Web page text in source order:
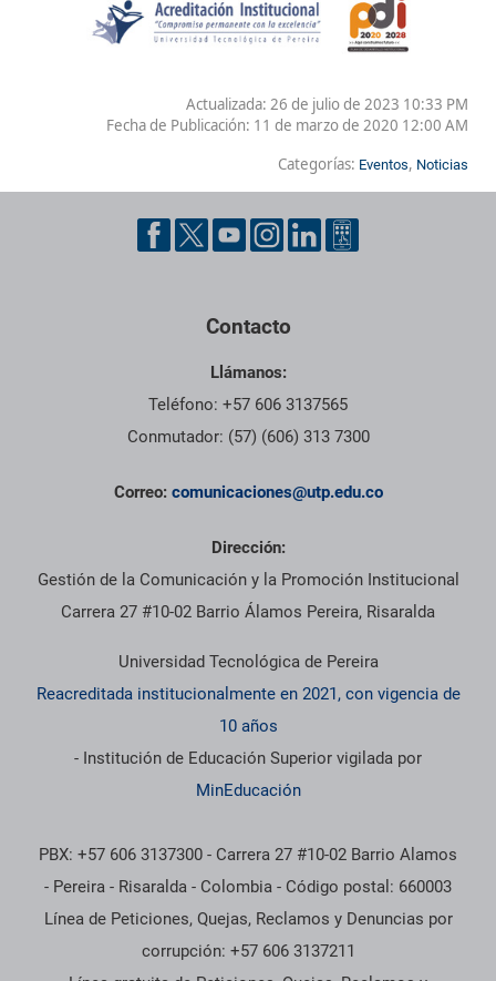
Actualizada: 26 de julio de 2023 10:33 PM
Fecha de Publicación: 11 de marzo de 2020 12:00 AM
Categorías: Eventos, Noticias
Contacto
Llámanos:
Teléfono: +57 606 3137565
Conmutador: (57) (606) 313 7300
Correo: comunicaciones@utp.edu.co
Dirección:
Gestión de la Comunicación y la Promoción Institucional
Carrera 27 #10-02 Barrio Álamos Pereira, Risaralda
Universidad Tecnológica de Pereira
Reacreditada institucionalmente en 2021, con vigencia de
10 años
- Institución de Educación Superior vigilada por
MinEducación
PBX: +57 606 3137300 - Carrera 27 #10-02 Barrio Alamos
- Pereira - Risaralda - Colombia - Código postal: 660003
Línea de Peticiones, Quejas, Reclamos y Denuncias por
corrupción: +57 606 3137211